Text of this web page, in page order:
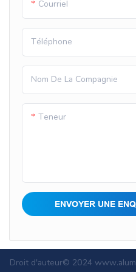
Courriel
Téléphone
Nom De La Compagnie
Teneur
ENVOYER UNE
Droit d'auteur© 2024